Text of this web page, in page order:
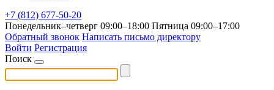
+7 (812) 677-50-20
Понедельник–четверг 09:00–18:00 Пятница 09:00–17:00
Обратный звонок Написать письмо директору
Войти Регистрация
Поиск